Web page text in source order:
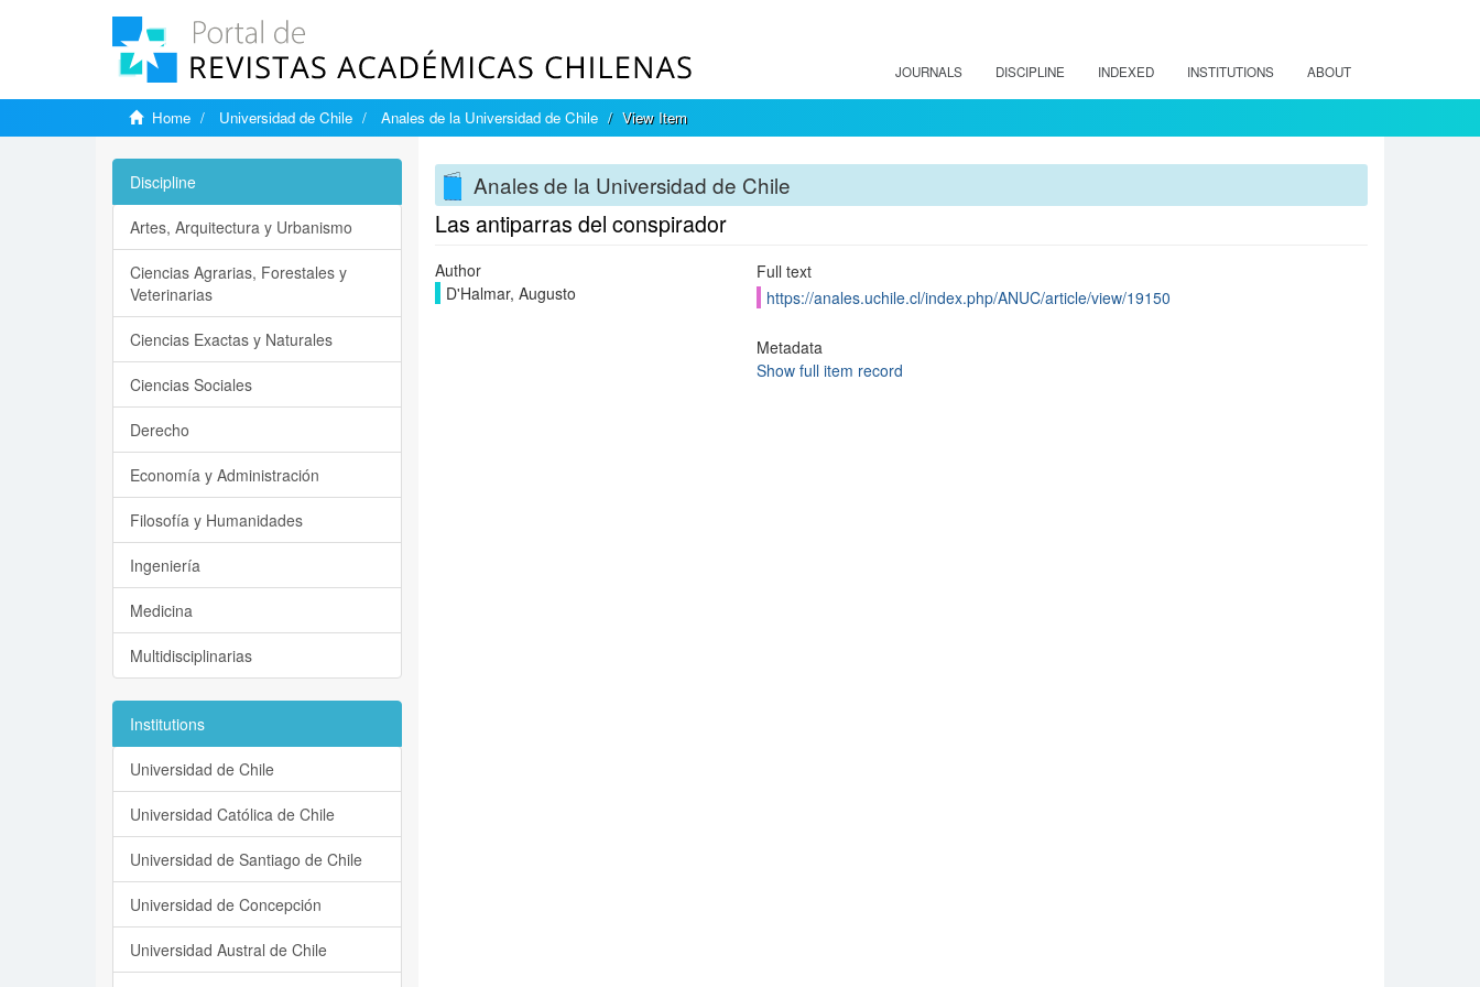
JOURNALS DISCIPLINE INDEXED INSTITUTIONS ABOUT
Home Universidad de Chile Anales de la Universidad de Chile View Item
Anales de la Universidad de Chile
Las antiparras del conspirador
Author
D'Halmar, Augusto
Full text
https://anales.uchile.cl/index.php/ANUC/article/view/19150
Metadata
Show full item record
Discipline
Artes, Arquitectura y Urbanismo
Ciencias Agrarias, Forestales y
Veterinarias
Ciencias Exactas y Naturales
Ciencias Sociales
Derecho
Economía y Administración
Filosofía y Humanidades
Ingeniería
Medicina
Multidisciplinarias
Institutions
Universidad de Chile
Universidad Católica de Chile
Universidad de Santiago de Chile
Universidad de Concepción
Universidad Austral de Chile